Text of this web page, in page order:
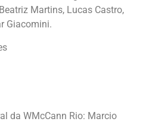
Martins, Lucas Castro,
Giacomini.
da WMcCann Rio: Marcio